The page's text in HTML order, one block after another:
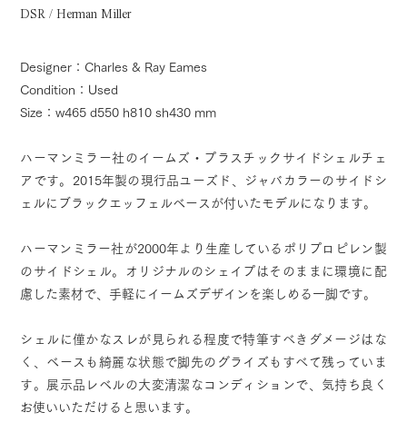
DSR / Herman Miller
Designer：Charles & Ray Eames
Condition：Used
Size：w465 d550 h810 sh430 mm
ハーマンミラー社のイームズ・プラスチックサイドシェルチェ
アです。2015年製の現行品ユーズド、ジャバカラーのサイドシ
ェルにブラックエッフェルベースが付いたモデルになります。
ハーマンミラー社が2000年より生産しているポリプロピレン製
のサイドシェル。オリジナルのシェイプはそのままに環境に配
慮した素材で、手軽にイームズデザインを楽しめる一脚です。
シェルに僅かなスレが見られる程度で特筆すべきダメージはな
く、ベースも綺麗な状態で脚先のグライズもすべて残っていま
す。展示品レベルの大変清潔なコンディションで、気持ち良く
お使いいただけると思います。